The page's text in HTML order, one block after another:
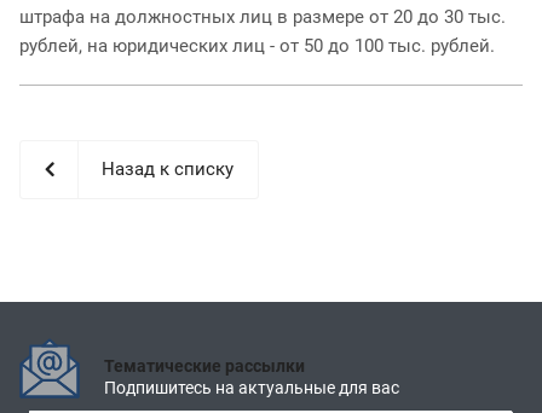
штрафа на должностных лиц в размере от 20 до 30 тыс.
рублей, на юридических лиц - от 50 до 100 тыс. рублей.
Назад к списку
Тематические рассылки
Подпишитесь на актуальные для вас